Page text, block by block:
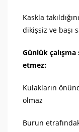
Kaskla
dikişsiz ve başı
Günlük çalışma
etmez:
Kulakların
olmaz
Burun